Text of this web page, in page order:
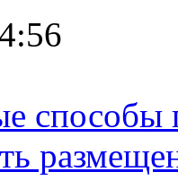
способы